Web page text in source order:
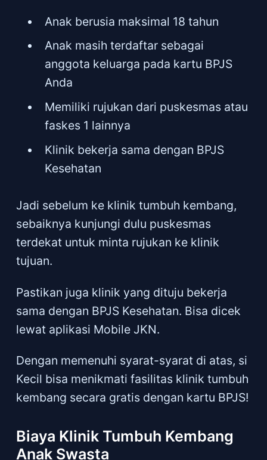
Anak berusia maksimal 18 tahun
Anak masih terdaftar sebagai
anggota keluarga pada kartu BPJS
Anda
Memiliki rujukan dari puskesmas atau
faskes 1 lainnya
Klinik bekerja sama dengan BPJS
Kesehatan
Jadi sebelum ke klinik tumbuh kembang,
sebaiknya kunjungi dulu puskesmas
terdekat untuk minta rujukan ke klinik
tujuan.
Pastikan juga klinik yang dituju bekerja
sama dengan BPJS Kesehatan. Bisa dicek
lewat aplikasi Mobile JKN.
Dengan memenuhi syarat-syarat di atas, si
Kecil bisa menikmati fasilitas klinik tumbuh
kembang secara gratis dengan kartu BPJS!
Biaya Klinik Tumbuh Kembang
Anak Swasta